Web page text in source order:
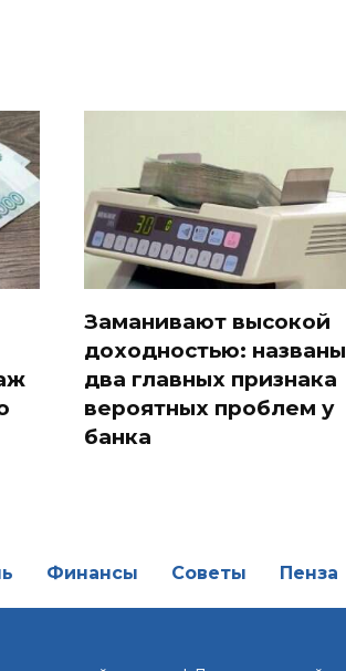
Заманивают высокой
доходностью: названы
два главных признака
вероятных проблем у
банка
Финансы Советы Пенза